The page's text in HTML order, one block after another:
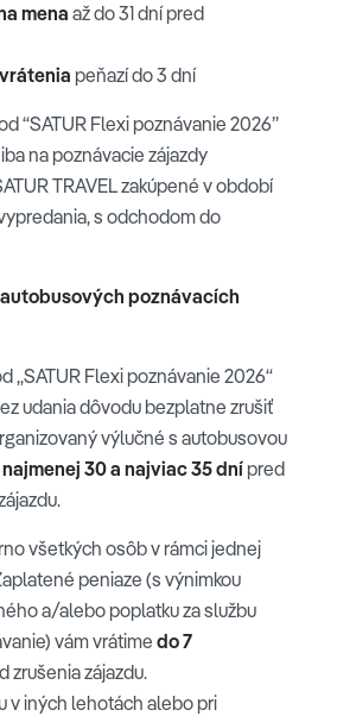
mena až do 31 dní pred
peňazí do 3 dní
“SATUR Flexi poznávanie 2026”
na poznávacie zájazdy
TRAVEL zakúpené v období
s odchodom do
poznávacích
„SATUR Flexi poznávanie 2026“
udania dôvodu bezplatne zrušiť
výlučné s autobusovou
30 a najviac 35 dní pred
všetkých osôb v rámci jednej
peniaze (s výnimkou
a/alebo poplatku za službu
vám vrátime do 7
zrušenia zájazdu.
v iných lehotách alebo pri